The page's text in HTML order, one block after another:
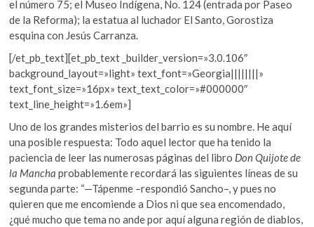
el número 75; el Museo Indígena, No. 124 (entrada por Paseo
de la Reforma); la estatua al luchador El Santo, Gorostiza
esquina con Jesús Carranza.
[/et_pb_text][et_pb_text _builder_version=»3.0.106″
background_layout=»light» text_font=»Georgia||||||||»
text_font_size=»16px» text_text_color=»#000000″
text_line_height=»1.6em»]
Uno de los grandes misterios del barrio es su nombre. He aquí
una posible respuesta: Todo aquel lector que ha tenido la
paciencia de leer las numerosas páginas del libro Don Quijote de
la Manchaprobablemente recordará las siguientes líneas de su
segunda parte: “—Tápenme –respondió Sancho–, y pues no
quieren que me encomiende a Dios ni que sea encomendado,
¿qué mucho que tema no ande por aquí alguna región de diablos,